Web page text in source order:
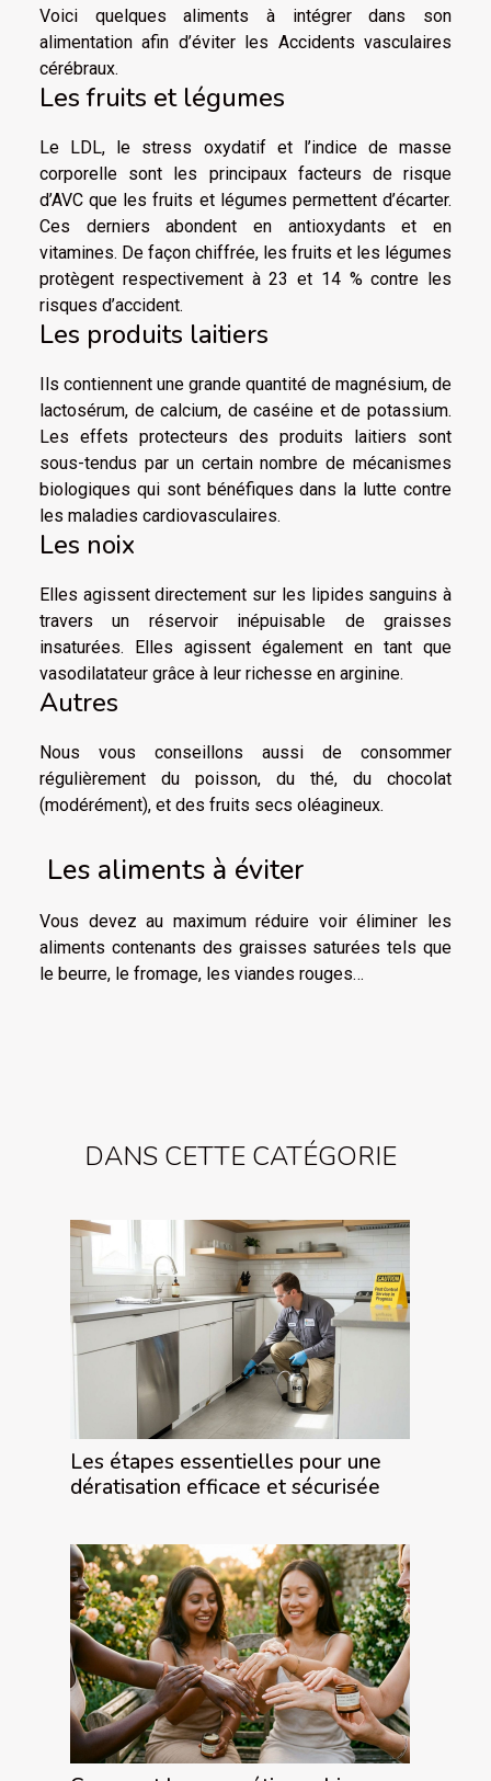
Voici quelques aliments à intégrer dans son
alimentation afin d’éviter les Accidents vasculaires
cérébraux.
Les fruits et légumes
Le LDL, le stress oxydatif et l’indice de masse
corporelle sont les principaux facteurs de risque
d’AVC que les fruits et légumes permettent d’écarter.
Ces derniers abondent en antioxydants et en
vitamines. De façon chiffrée, les fruits et les légumes
protègent respectivement à 23 et 14 % contre les
risques d’accident.
Les produits laitiers
Ils contiennent une grande quantité de magnésium, de
lactosérum, de calcium, de caséine et de potassium.
Les effets protecteurs des produits laitiers sont
sous-tendus par un certain nombre de mécanismes
biologiques qui sont bénéfiques dans la lutte contre
les maladies cardiovasculaires.
Les noix
Elles agissent directement sur les lipides sanguins à
travers un réservoir inépuisable de graisses
insaturées. Elles agissent également en tant que
vasodilatateur grâce à leur richesse en arginine.
Autres
Nous vous conseillons aussi de consommer
régulièrement du poisson, du thé, du chocolat
(modérément), et des fruits secs oléagineux.
Les aliments à éviter
Vous devez au maximum réduire voir éliminer les
aliments contenants des graisses saturées tels que
le beurre, le fromage, les viandes rouges…
DANS CETTE CATÉGORIE
Les étapes essentielles pour une
dératisation efficace et sécurisée